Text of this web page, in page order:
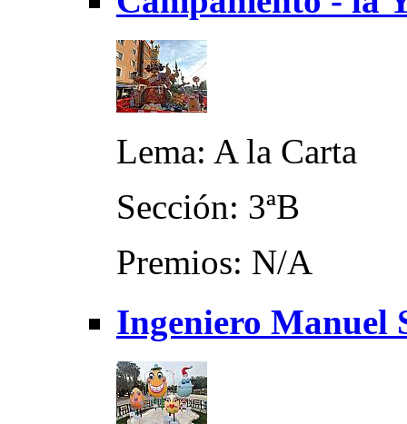
Lema: A la Carta
Sección: 3ªB
Premios: N/A
Ingeniero Manuel